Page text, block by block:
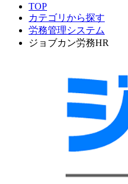
TOP
カテゴリから探す
労務管理システム
ジョブカン労務HR